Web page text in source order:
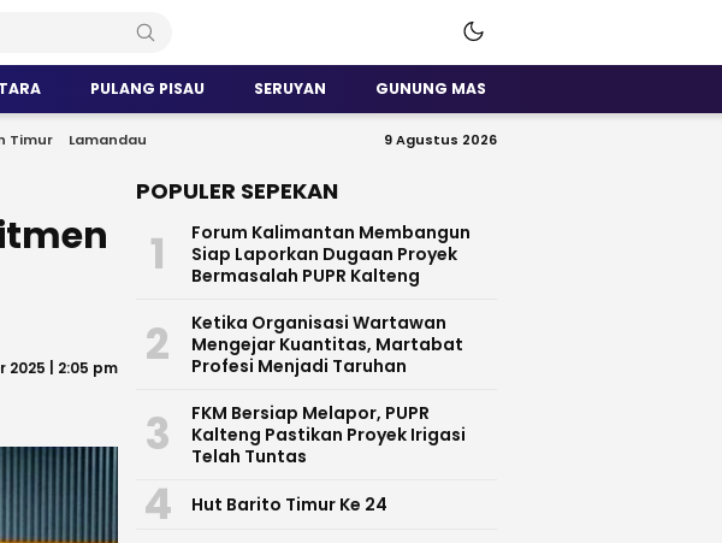
PULANG PISAU SERUYAN GUNUNG MAS
Timur Lamandau 9 Agustus 2026
2025 | 2:05 pm
POPULER SEPEKAN
1
Forum Kalimantan Membangun
Siap Laporkan Dugaan Proyek
Bermasalah PUPR Kalteng
2
Ketika Organisasi Wartawan
Mengejar Kuantitas, Martabat
Profesi Menjadi Taruhan
3
FKM Bersiap Melapor, PUPR
Kalteng Pastikan Proyek Irigasi
Telah Tuntas
4 Hut Barito Timur Ke 24